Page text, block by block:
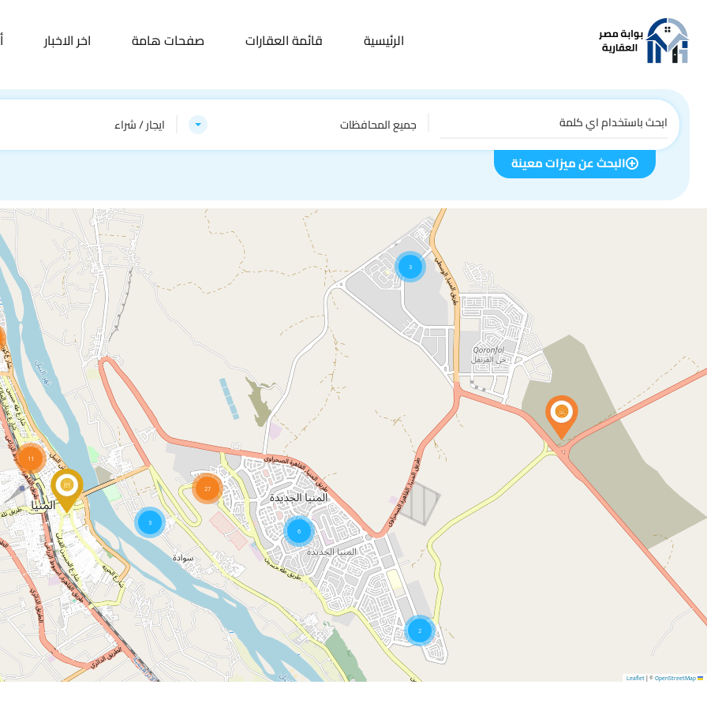
الرئيسية قائمة العقارات صفحات هامة اخر الاخبار
جميع المحافظات ايجار / شراء
البحث عن ميزات معينة
2
6
3
3
27
11
Leaflet
|©OpenStreetMap